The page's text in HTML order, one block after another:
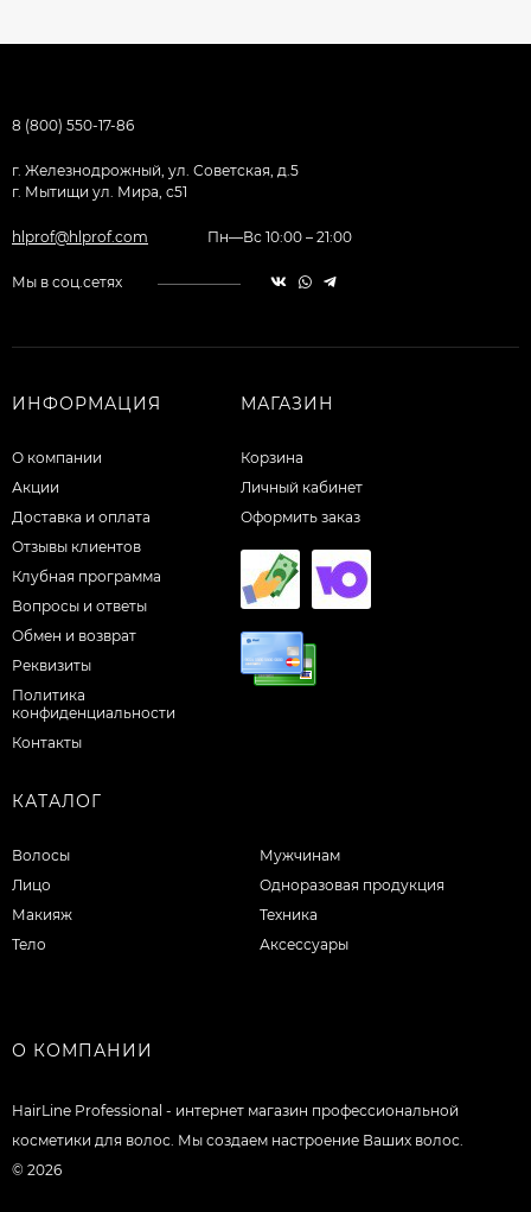
8 (800) 550-17-86
г. Железнодрожный, ул. Советская, д.5
г. Мытищи ул. Мира, с51
hlprof@hlprof.com Пн—Вс 10:00 – 21:00
Мы в соц.сетях
ИНФОРМАЦИЯ
О компании
Акции
Доставка и оплата
Отзывы клиентов
Клубная программа
Вопросы и ответы
Обмен и возврат
Реквизиты
Политика
конфиденциальности
Контакты
МАГАЗИН
Корзина
Личный кабинет
Оформить заказ
КАТАЛОГ
Волосы
Лицо
Макияж
Тело
Мужчинам
Одноразовая продукция
Техника
Аксессуары
О КОМПАНИИ
HairLine Professional - интернет магазин профессиональной
косметики для волос. Мы создаем настроение Ваших волос.
© 2026